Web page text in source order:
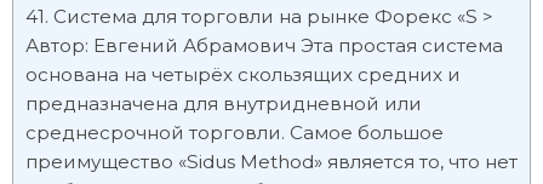
Система для торговли на рынке Форекс «S >
Автор: Евгений Абрамович Эта простая система
основана на четырёх скользящих средних и
предназначена для внутридневной или
среднесрочной торговли. Самое большое
преимущество «Sidus Method» является то, что нет